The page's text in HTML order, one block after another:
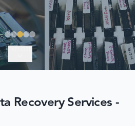
Recovery Services -